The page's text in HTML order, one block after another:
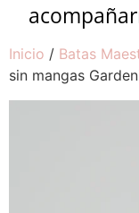
Inicio / Batas
sin mangas